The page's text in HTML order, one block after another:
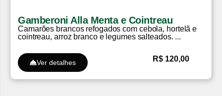
Gamberoni Alla Menta e Cointreau
Camarões brancos refogados com cebola, hortelã e
cointreau, arroz branco e legumes salteados. ...
Ver detalhes R$ 120,00